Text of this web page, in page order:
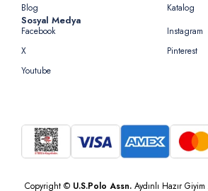
Blog
Katalog
Sosyal Medya
Facebook
Instagram
X
Pinterest
Youtube
Copyright © U.S.Polo Assn. Aydınlı Hazır